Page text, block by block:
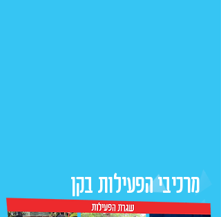
מרכיבי הפעילות בקן